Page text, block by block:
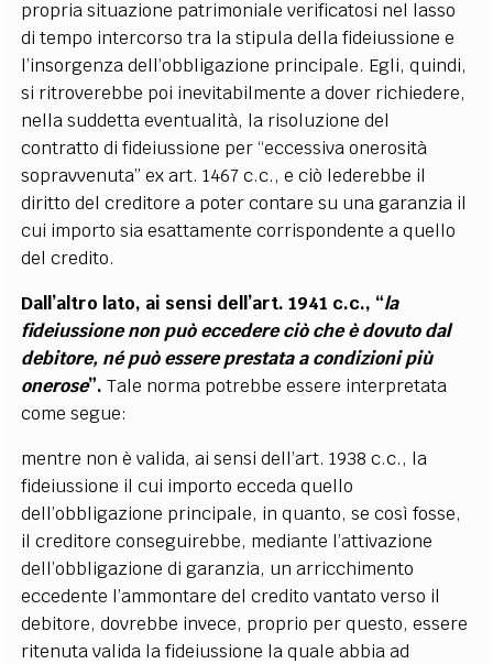
propria situazione patrimoniale verificatosi nel lasso
di tempo intercorso tra la stipula della fideiussione e
l’insorgenza dell’obbligazione principale. Egli, quindi,
si ritroverebbe poi inevitabilmente a dover richiedere,
nella suddetta eventualità, la risoluzione del
contratto di fideiussione per “eccessiva onerosità
sopravvenuta” ex art. 1467 c.c., e ciò lederebbe il
diritto del creditore a poter contare su una garanzia il
cui importo sia esattamente corrispondente a quello
del credito.
Dall’altro lato, ai sensi dell’art. 1941 c.c., “la
fideiussione non può eccedere ciò che è dovuto dal
debitore, né può essere prestata a condizioni più
onerose”.Tale norma potrebbe essere interpretata
come segue:
mentre non è valida, ai sensi dell’art. 1938 c.c., la
fideiussione il cui importo ecceda quello
dell’obbligazione principale, in quanto, se così fosse,
il creditore conseguirebbe, mediante l’attivazione
dell’obbligazione di garanzia, un arricchimento
eccedente l’ammontare del credito vantato verso il
debitore, dovrebbe invece, proprio per questo, essere
ritenuta valida la fideiussione la quale abbia ad